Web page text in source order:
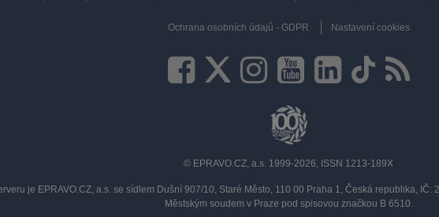
Ochrana osobních údajů - GDPR Nastavení cookies
© EPRAVO.CZ, a.s. 1999-2026, ISSN 1213-189X
je EPRAVO.CZ, a.s. se sídlem Dušní 907/10, Staré Město, 110 00 Praha 1, Česká republika,
Městským soudem v Praze pod spisovou značkou B 6510.